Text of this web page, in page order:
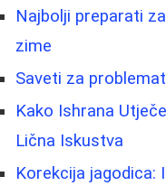
Najbolji preparati
zime
Saveti za
Kako Ishrana
Lična Iskustva
Korekcija jagodica: